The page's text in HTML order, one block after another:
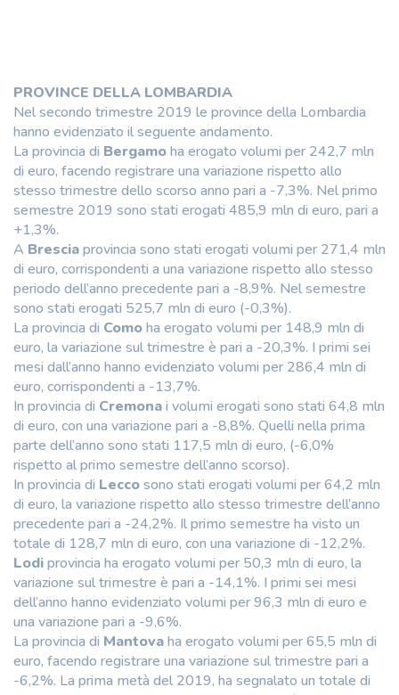
PROVINCE DELLA LOMBARDIA
Nel secondo trimestre 2019 le province della Lombardia
hanno evidenziato il seguente andamento.
La provincia di Bergamoha erogato volumi per 242,7 mln
di euro, facendo registrare una variazione rispetto allo
stesso trimestre dello scorso anno pari a -7,3%. Nel primo
semestre 2019 sono stati erogati 485,9 mln di euro, pari a
+1,3%.
A Bresciaprovincia sono stati erogati volumi per 271,4 mln
di euro, corrispondenti a una variazione rispetto allo stesso
periodo dell’anno precedente pari a -8,9%. Nel semestre
sono stati erogati 525,7 mln di euro (-0,3%).
La provincia di Comoha erogato volumi per 148,9 mln di
euro, la variazione sul trimestre è pari a -20,3%. I primi sei
mesi dall’anno hanno evidenziato volumi per 286,4 mln di
euro, corrispondenti a -13,7%.
In provincia di Cremonai volumi erogati sono stati 64,8 mln
di euro, con una variazione pari a -8,8%. Quelli nella prima
parte dell’anno sono stati 117,5 mln di euro, (-6,0%
rispetto al primo semestre dell’anno scorso).
In provincia di Leccosono stati erogati volumi per 64,2 mln
di euro, la variazione rispetto allo stesso trimestre dell’anno
precedente pari a -24,2%. Il primo semestre ha visto un
totale di 128,7 mln di euro, con una variazione di -12,2%.
Lodiprovincia ha erogato volumi per 50,3 mln di euro, la
variazione sul trimestre è pari a -14,1%. I primi sei mesi
dell’anno hanno evidenziato volumi per 96,3 mln di euro e
una variazione pari a -9,6%.
La provincia di Mantovaha erogato volumi per 65,5 mln di
euro, facendo registrare una variazione sul trimestre pari a
-6,2%. La prima metà del 2019, ha segnalato un totale di